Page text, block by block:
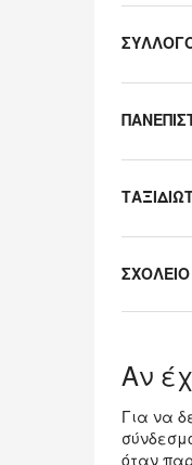
items
ΣΧΟΛΕΙΟ
Αν
Για να
όταν